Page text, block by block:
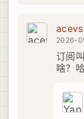
acevs
2026-
订阅
啥？